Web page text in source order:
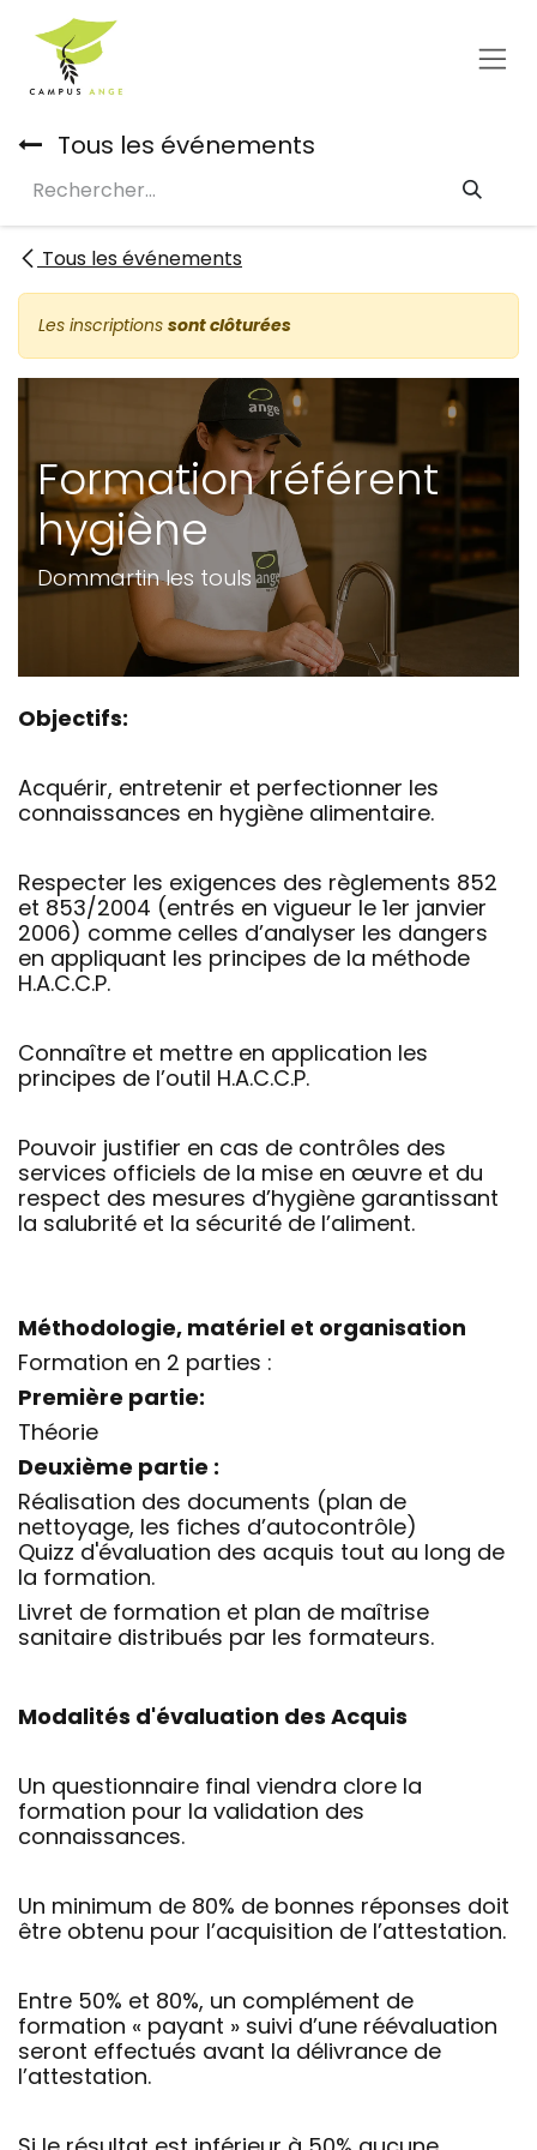
Se rendre au contenu
Tous les événements
Tous les événements
Les inscriptions sont clôturées
Formation référent
hygiène
Dommartin les touls
Objectifs:
Acquérir, entretenir et perfectionner les
connaissances en hygiène alimentaire.
Respecter les exigences des règlements 852
et 853/2004 (entrés en vigueur le 1er janvier
2006) comme celles d’analyser les dangers
en appliquant les principes de la méthode
H.A.C.C.P.
Connaître et mettre en application les
principes de l’outil H.A.C.C.P.
Pouvoir justifier en cas de contrôles des
services officiels de la mise en œuvre et du
respect des mesures d’hygiène garantissant
la salubrité et la sécurité de l’aliment.
Méthodologie, matériel et organisation
Formation en 2 parties :
Première partie:
Théorie
Deuxième partie :
Réalisation des documents (plan de
nettoyage, les fiches d’autocontrôle)
Quizz d'évaluation des acquis tout au long de
la formation.
Livret de formation et plan de maîtrise
sanitaire distribués par les formateurs.
Modalités d'évaluation des Acquis
Un questionnaire final viendra clore la
formation pour la validation des
connaissances.
Un minimum de 80% de bonnes réponses doit
être obtenu pour l’acquisition de l’attestation.
Entre 50% et 80%, un complément de
formation « payant » suivi d’une réévaluation
seront effectués avant la délivrance de
l’attestation.